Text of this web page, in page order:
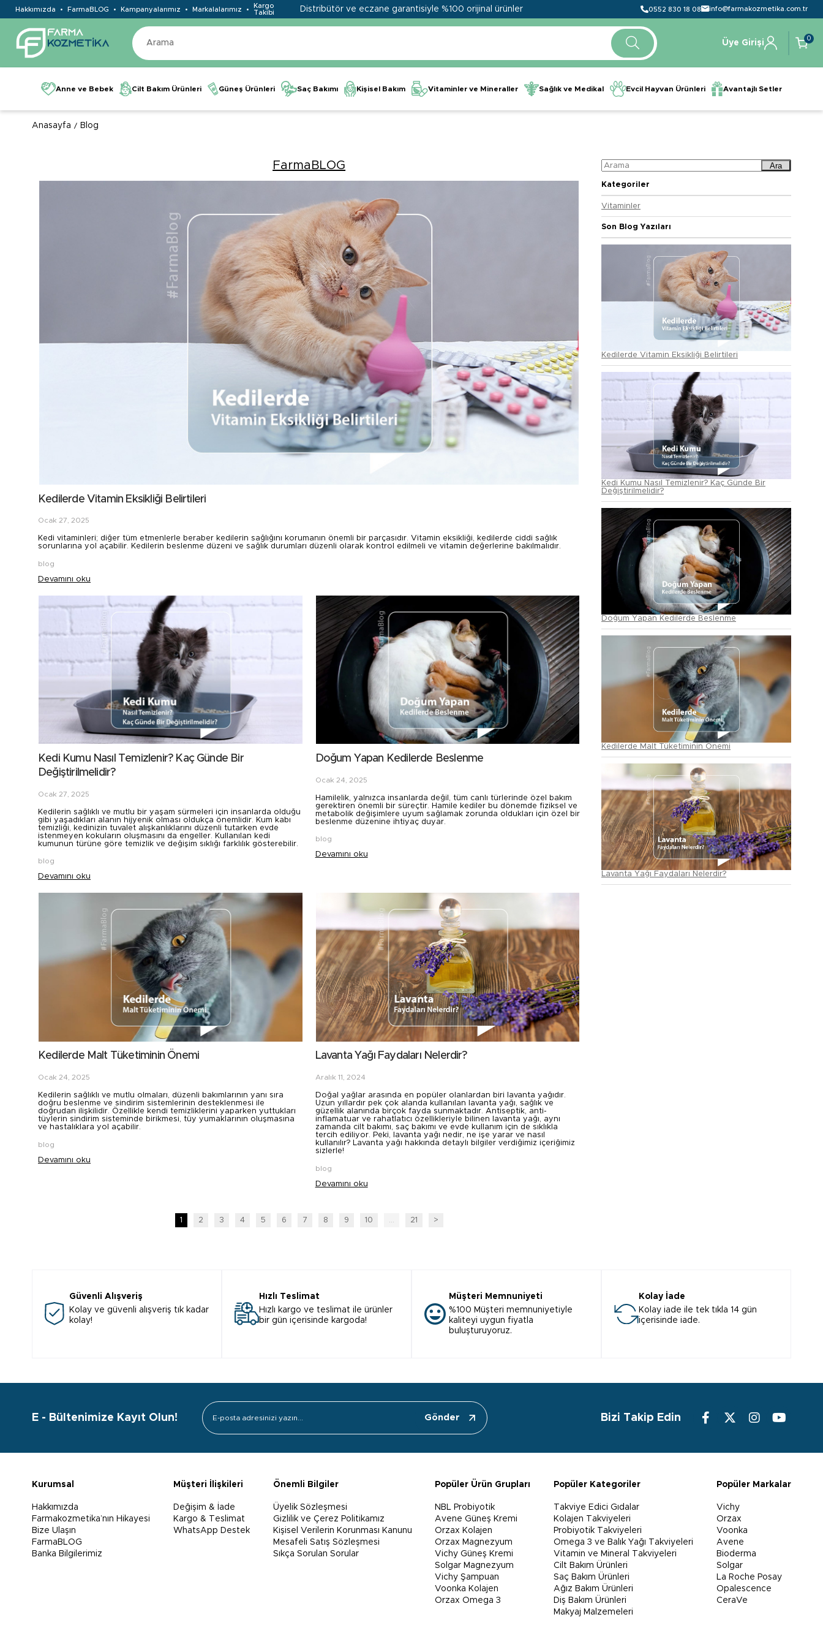
Hakkımızda FarmaBLOG Kampanyalarımız Markalalarımız
Kargo
Takibi
Distribütör ve eczane garantisiyle %100 orijinal ürünler 0552 830 18 08 info@farmakozmetika.com.tr
Üye Girişi
0
Anne ve Bebek Cilt Bakım Ürünleri Güneş Ürünleri Saç Bakımı Kişisel Bakım Vitaminler ve Mineraller Sağlık ve Medikal Evcil Hayvan Ürünleri Avantajlı Setler
Anasayfa Blog
FarmaBLOG
Kedilerde Vitamin Eksikliği Belirtileri
Ocak 27, 2025
Kedi vitaminleri; diğer tüm etmenlerle beraber kedilerin sağlığını korumanın önemli bir parçasıdır. Vitamin eksikliği, kedilerde ciddi sağlık
sorunlarına yol açabilir. Kedilerin beslenme düzeni ve sağlık durumları düzenli olarak kontrol edilmeli ve vitamin değerlerine bakılmalıdır.
blog
Devamını oku
Kedi Kumu Nasıl Temizlenir? Kaç Günde Bir
Değiştirilmelidir?
Ocak 27, 2025
Kedilerin sağlıklı ve mutlu bir yaşam sürmeleri için insanlarda olduğu
gibi yaşadıkları alanın hijyenik olması oldukça önemlidir. Kum kabı
temizliği, kedinizin tuvalet alışkanlıklarını düzenli tutarken evde
istenmeyen kokuların oluşmasını da engeller. Kullanılan kedi
kumunun türüne göre temizlik ve değişim sıklığı farklılık gösterebilir.
blog
Devamını oku
Doğum Yapan Kedilerde Beslenme
Ocak 24, 2025
Hamilelik, yalnızca insanlarda değil, tüm canlı türlerinde özel bakım
gerektiren önemli bir süreçtir. Hamile kediler bu dönemde fiziksel ve
metabolik değişimlere uyum sağlamak zorunda oldukları için özel bir
beslenme düzenine ihtiyaç duyar.
blog
Devamını oku
Kedilerde Malt Tüketiminin Önemi
Ocak 24, 2025
Kedilerin sağlıklı ve mutlu olmaları, düzenli bakımlarının yanı sıra
doğru beslenme ve sindirim sistemlerinin desteklenmesi ile
doğrudan ilişkilidir. Özellikle kendi temizliklerini yaparken yuttukları
tüylerin sindirim sisteminde birikmesi, tüy yumaklarının oluşmasına
ve hastalıklara yol açabilir.
blog
Devamını oku
Lavanta Yağı Faydaları Nelerdir?
Aralık 11, 2024
Doğal yağlar arasında en popüler olanlardan biri lavanta yağıdır.
Uzun yıllardır pek çok alanda kullanılan lavanta yağı, sağlık ve
güzellik alanında birçok fayda sunmaktadır. Antiseptik, anti-
inflamatuar ve rahatlatıcı özellikleriyle bilinen lavanta yağı, aynı
zamanda cilt bakımı, saç bakımı ve evde kullanım için de sıklıkla
tercih ediliyor. Peki, lavanta yağı nedir, ne işe yarar ve nasıl
kullanılır? Lavanta yağı hakkında detaylı bilgiler verdiğimiz içeriğimiz
sizlerle!
blog
Devamını oku
1 2 3 4 5 6 7 8 9 10 ... 21 >
Ara
Kategoriler
Vitaminler
Son Blog Yazıları
Kedilerde Vitamin Eksikliği Belirtileri
Kedi Kumu Nasıl Temizlenir? Kaç Günde Bir
Değiştirilmelidir?
Doğum Yapan Kedilerde Beslenme
Kedilerde Malt Tüketiminin Önemi
Lavanta Yağı Faydaları Nelerdir?
Güvenli Alışveriş
Kolay ve güvenli alışveriş tık kadar
kolay!
Hızlı Teslimat
Hızlı kargo ve teslimat ile ürünler
bir gün içerisinde kargoda!
Müşteri Memnuniyeti
%100 Müşteri memnuniyetiyle
kaliteyi uygun fiyatla
buluşturuyoruz.
Kolay İade
Kolay iade ile tek tıkla 14 gün
içerisinde iade.
E - Bültenimize Kayıt Olun! Gönder Bizi Takip Edin
Kurumsal
Hakkımızda
Farmakozmetika’nın Hikayesi
Bize Ulaşın
FarmaBLOG
Banka Bilgilerimiz
Müşteri İlişkileri
Değişim & İade
Kargo & Teslimat
WhatsApp Destek
Önemli Bilgiler
Üyelik Sözleşmesi
Gizlilik ve Çerez Politikamız
Kişisel Verilerin Korunması Kanunu
Mesafeli Satış Sözleşmesi
Sıkça Sorulan Sorular
Popüler Ürün Grupları
NBL Probiyotik
Avene Güneş Kremi
Orzax Kolajen
Orzax Magnezyum
Vichy Güneş Kremi
Solgar Magnezyum
Vichy Şampuan
Voonka Kolajen
Orzax Omega 3
Popüler Kategoriler
Takviye Edici Gıdalar
Kolajen Takviyeleri
Probiyotik Takviyeleri
Omega 3 ve Balık Yağı Takviyeleri
Vitamin ve Mineral Takviyeleri
Cilt Bakım Ürünleri
Saç Bakım Ürünleri
Ağız Bakım Ürünleri
Diş Bakım Ürünleri
Makyaj Malzemeleri
Popüler Markalar
Vichy
Orzax
Voonka
Avene
Bioderma
Solgar
La Roche Posay
Opalescence
CeraVe